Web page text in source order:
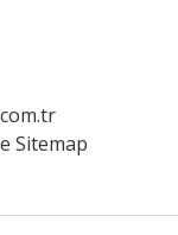
Sitemap